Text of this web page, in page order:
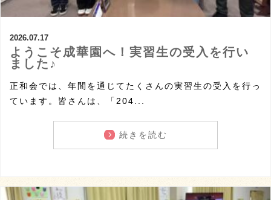
2026.07.17
ようこそ成華園へ！実習生の受入を行い
ました♪
正和会では、年間を通じてたくさんの実習生の受入を行っ
ています。皆さんは、「204...
続きを読む